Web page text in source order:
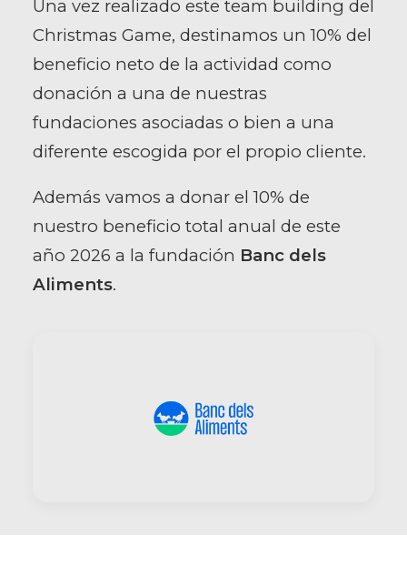
Una vez realizado este team building del
Christmas Game, destinamos un 10% del
beneficio neto de la actividad como
donación a una de nuestras
fundaciones asociadas o bien a una
diferente escogida por el propio cliente.
Además vamos a donar el 10% de
nuestro beneficio total anual de este
año 2026 a la fundación Banc dels
Aliments.